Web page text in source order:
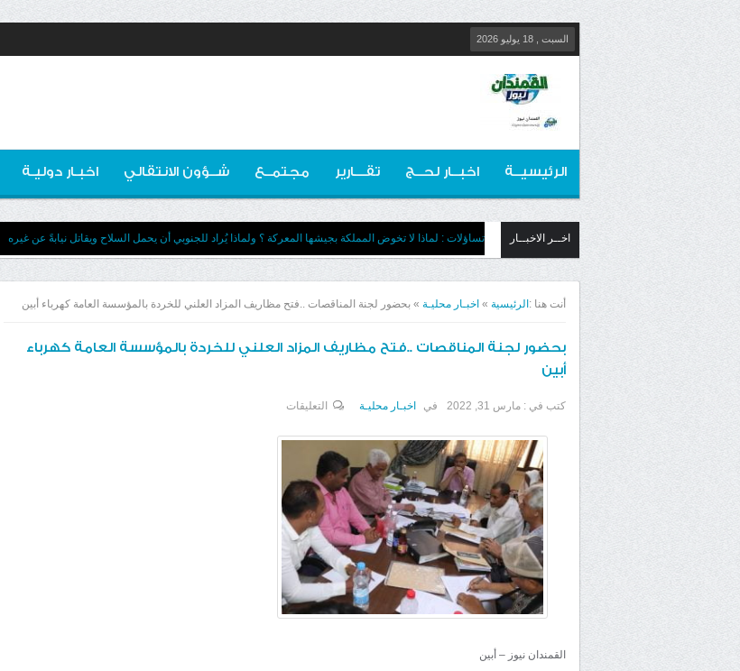
السبت , 18 يوليو 2026
الرئيسيــة اخبــار لحــج تقـــارير مجتمــع شــؤون الانتقالي اخبـار دوليـة
اخــر الاخبــار تساؤلات : لماذا لا تخوض المملكة بجيشها المعركة ؟ ولماذا يُراد للجنوبي أن يحمل السلاح ويقاتل نيابةً عن غيره
أنت هنا : الرئيسية » اخبـار محليـة » بحضور لجنة المناقصات ..فتح مظاريف المزاد العلني للخردة بالمؤسسة العامة كهرباء أبين
بحضور لجنة المناقصات ..فتح مظاريف المزاد العلني للخردة بالمؤسسة العامة كهرباء
أبين
كتب في : مارس 31, 2022 في اخبـار محليـة التعليقات
..فتح
مظاريف
العلني
للخردة
بالمؤسسة
القمندان نيوز – أبين